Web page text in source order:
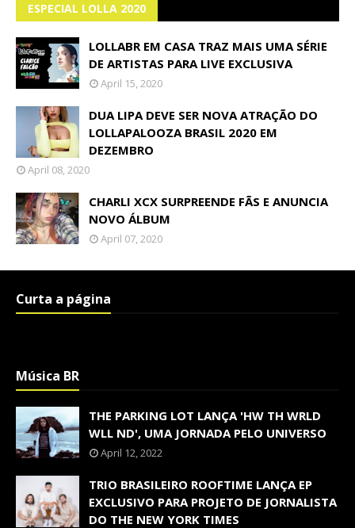
ESPECIAL LOLLA 2020
LOLLABR EM CASA TRAZ MAIS UMA SÉRIE
DE ARTISTAS PARA LIVE EXCLUSIVA
April 15, 2020
DUA LIPA DEVE SER NOVA ATRAÇÃO DO
LOLLAPALOOZA BRASIL 2020 EM
DEZEMBRO
April 08, 2020
CHARLI XCX SURPREENDE FÃS E ANUNCIA
NOVO ÁLBUM
April 07, 2020
Curta a página
Música BR
THE PARKING LOT LANÇA 'HW TH WRLD
WLL ND', UMA JORNADA PELO UNIVERSO
April 12, 2022
TRIO BRASILEIRO ROOFTIME LANÇA EP
EXCLUSIVO PARA PROJETO DE JORNALISTA
DO THE NEW YORK TIMES